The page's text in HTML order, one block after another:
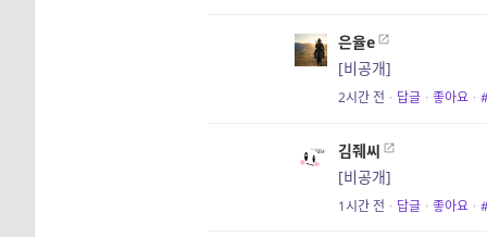
은율e
[비공개]
2시간 전 · 답글 · 좋아요 ·
김줴씨
[비공개]
1시간 전 · 답글 · 좋아요 ·